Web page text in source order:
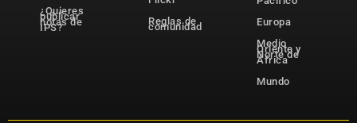
¿Quieres
publicar
notas de
IPS?
Reglas de
comunidad
Europa
Medio
Oriente y
Norte de
África
Mundo